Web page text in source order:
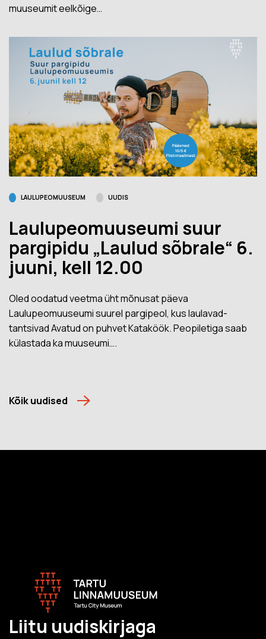
muuseumit eelkõige…
LAULUPEOMUUSEUM UUDIS
Laulupeomuuseumi suur
pargipidu „Laulud sõbrale“ 6.
juuni, kell 12.00
Oled oodatud veetma üht mõnusat päeva
Laulupeomuuseumi suurel pargipeol, kus laulavad-
tantsivad Avatud on puhvet Kataköök. Peopiletiga saab
külastada ka muuseumi….
Kõik uudised
Liitu uudiskirjaga